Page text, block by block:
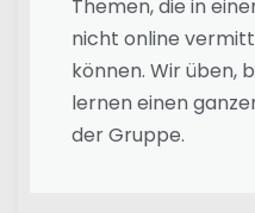
Themen, die in
nicht online
können. Wir üben,
lernen einen
der Gruppe.